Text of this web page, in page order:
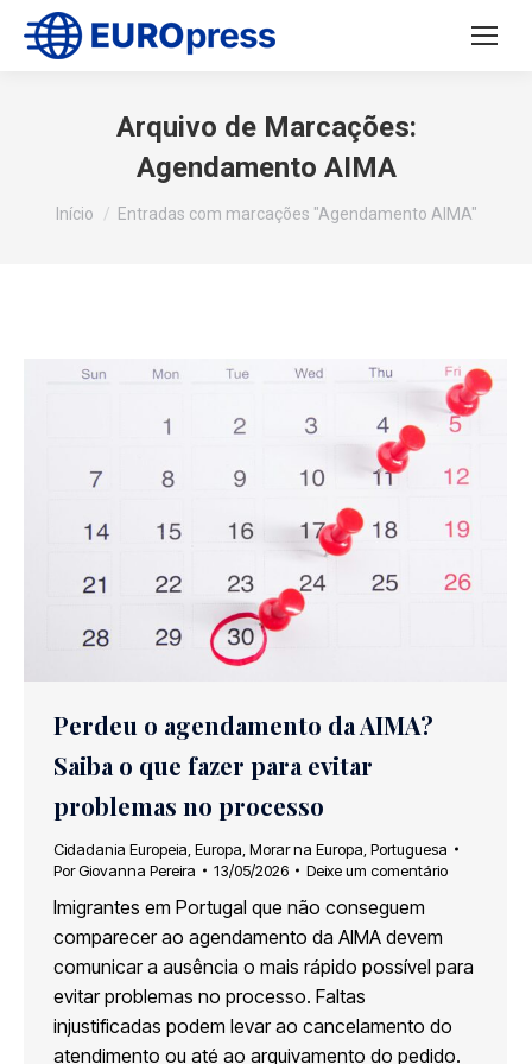
Arquivo de Marcações:
Agendamento AIMA
Você está aqui:
Início Entradas com marcações "Agendamento AIMA"
Perdeu o agendamento da AIMA?
Saiba o que fazer para evitar
problemas no processo
Cidadania Europeia Europa Morar na Europa Portuguesa
PorGiovanna Pereira 13/05/2026 Deixe um comentário
Imigrantes em Portugal que não conseguem
comparecer ao agendamento da AIMA devem
comunicar a ausência o mais rápido possível para
evitar problemas no processo. Faltas
injustificadas podem levar ao cancelamento do
atendimento ou até ao arquivamento do pedido.